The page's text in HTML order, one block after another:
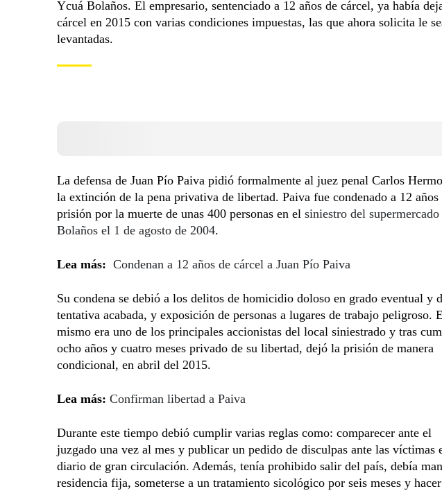
Ycuá Bolaños. El empresario, sentenciado a 12 años de cárcel, ya había
cárcel en 2015 con varias condiciones impuestas, las que ahora solicita le
levantadas.
La defensa de Juan Pío Paiva pidió formalmente al juez penal Carlos
la extinción de la pena privativa de libertad. Paiva fue condenado a 12 años
prisión por la muerte de unas 400 personas en el siniestro del supermercado
Bolaños el 1 de agosto de 2004.
Lea más: Condenan a 12 años de cárcel a Juan Pío Paiva
Su condena se debió a los delitos de homicidio doloso en grado eventual y
tentativa acabada, y exposición de personas a lugares de trabajo peligroso.
mismo era uno de los principales accionistas del local siniestrado y tras
ocho años y cuatro meses privado de su libertad, dejó la prisión de manera
condicional, en abril del 2015.
Lea más: Confirman libertad a Paiva
Durante este tiempo debió cumplir varias reglas como: comparecer ante el
juzgado una vez al mes y publicar un pedido de disculpas ante las víctimas
diario de gran circulación. Además, tenía prohibido salir del país, debía
residencia fija, someterse a un tratamiento sicológico por seis meses y